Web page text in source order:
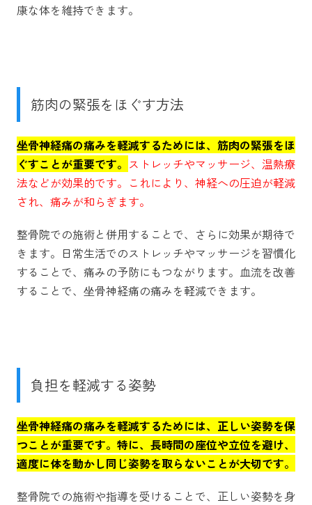
康な体を維持できます。
筋肉の緊張をほぐす方法
坐骨神経痛の痛みを軽減するためには、筋肉の緊張をほ
ぐすことが重要です。 ストレッチやマッサージ、温熱療
法などが効果的です。これにより、神経への圧迫が軽減
され、痛みが和らぎます。
整骨院での施術と併用することで、さらに効果が期待で
きます。日常生活でのストレッチやマッサージを習慣化
することで、痛みの予防にもつながります。血流を改善
することで、坐骨神経痛の痛みを軽減できます。
負担を軽減する姿勢
坐骨神経痛の痛みを軽減するためには、正しい姿勢を保
つことが重要です。特に、長時間の座位や立位を避け、
適度に体を動かし同じ姿勢を取らないことが大切です。
整骨院での施術や指導を受けることで、正しい姿勢を身